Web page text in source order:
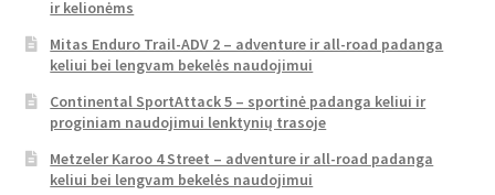
ir kelionėms
Mitas Enduro Trail-ADV 2 – adventure ir all-road padanga
keliui bei lengvam bekelės naudojimui
Continental SportAttack 5 – sportinė padanga keliui ir
proginiam naudojimui lenktynių trasoje
Metzeler Karoo 4 Street – adventure ir all-road padanga
keliui bei lengvam bekelės naudojimui